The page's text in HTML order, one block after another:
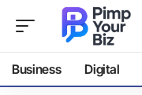
Business Digital